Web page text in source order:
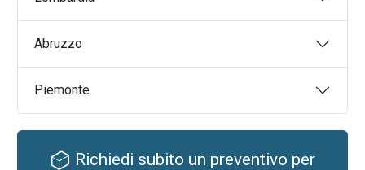
Abruzzo
Piemonte
Richiedi subito un preventivo per